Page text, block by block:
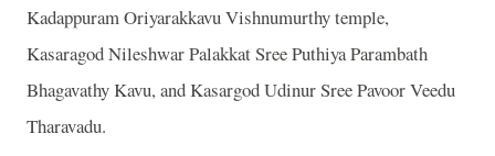
Kadappuram Oriyarakkavu Vishnumurthy temple,
Kasaragod Nileshwar Palakkat Sree Puthiya Parambath
Bhagavathy Kavu, and Kasargod Udinur Sree Pavoor Veedu
Tharavadu.